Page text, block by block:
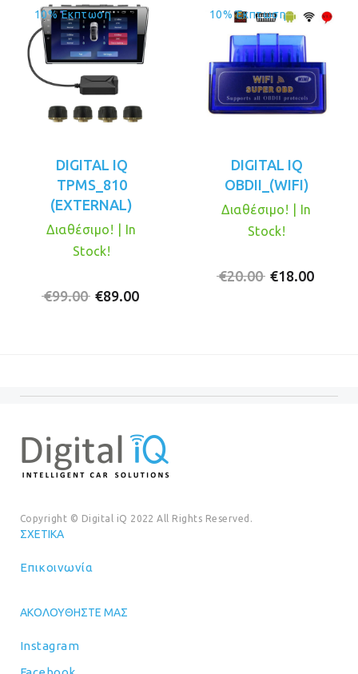
10% Έκπτωση
DIGITAL IQ
TPMS_810
(EXTERNAL)
€99.00 Original
€89.00
Διαθέσιμο! | In
Stock!
10% Έκπτωση
DIGITAL IQ
OBDII_(WIFI)
€20.00 Original
€18.00
Διαθέσιμο! | In
Stock!
Copyright © Digital iQ 2022 All Rights Reserved.
ΣΧΕΤΙΚΆ
Επικοινωνία
ΑΚΟΛΟΥΘΉΣΤΕ ΜΑΣ
Instagram